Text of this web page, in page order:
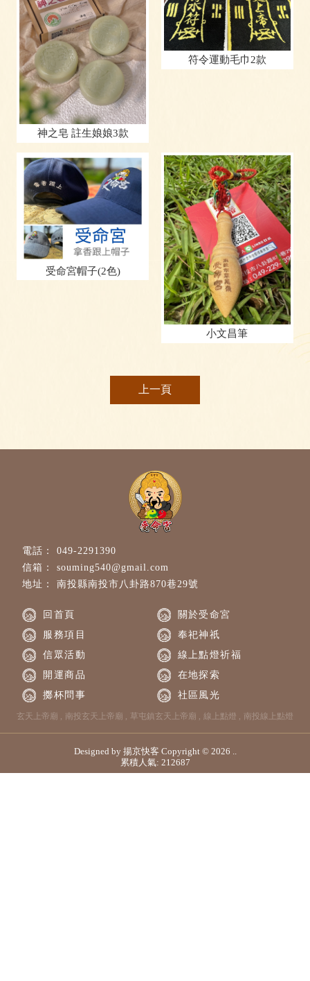
神之皂 註生娘娘3款
符令運動毛巾2款
受命宮帽子(2色)
小文昌筆
上一頁
049-2291390
souming540@gmail.com
南投縣南投市八卦路870巷29號
回首頁
關於受命宮
服務項目
奉祀神祇
信眾活動
線上點燈祈福
開運商品
在地探索
擲杯問事
社區風光
玄天上帝廟 南投玄天上帝廟 草屯鎮玄天上帝廟 線上點燈 南投線上點燈
Designed by 揚京快客 Copyright © 2026
累積人氣: 212687